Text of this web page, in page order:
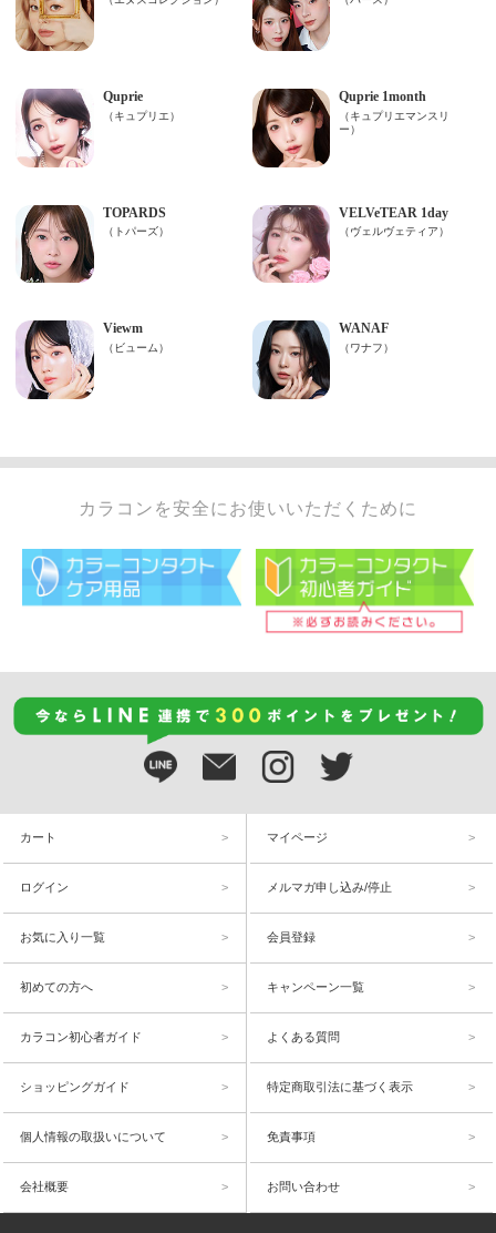
カラコンを安全にお使いいただくために
カート マイページ
ログイン メルマガ申し込み/停止
お気に入り一覧 会員登録
初めての方へ キャンペーン一覧
カラコン初心者ガイド よくある質問
ショッピングガイド 特定商取引法に基づく表示
個人情報の取扱いについて 免責事項
会社概要 お問い合わせ